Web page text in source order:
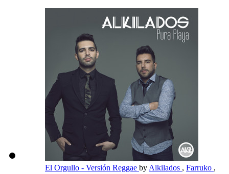
El Orgullo - Versión Reggae by Alkilados , Farruko ,